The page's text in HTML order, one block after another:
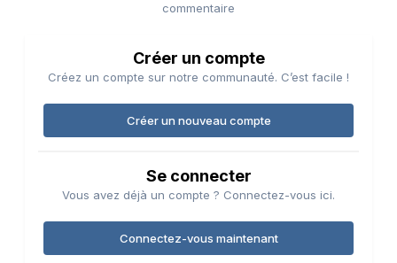
commentaire
Créer un compte
Créez un compte sur notre communauté. C’est facile !
Créer un nouveau compte
Se connecter
Vous avez déjà un compte ? Connectez-vous ici.
Connectez-vous maintenant